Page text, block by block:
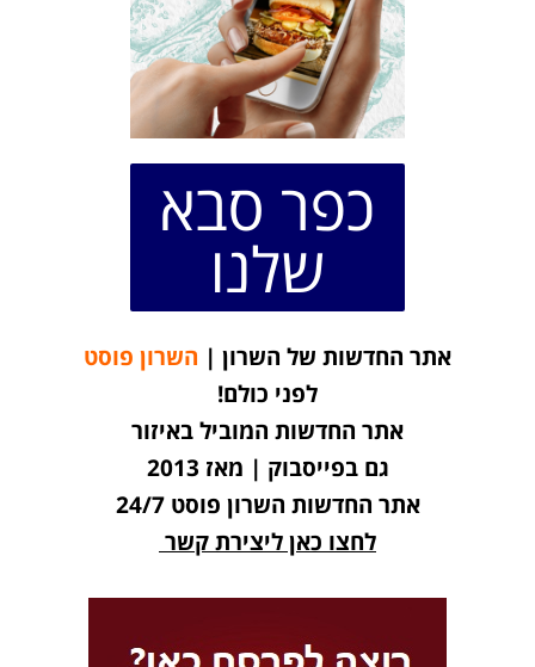
כפר סבא
שלנו
אתר החדשות של השרון | השרון פוסט
לפני כולם!
אתר החדשות המוביל באיזור
גם בפייסבוק | מאז 2013
אתר החדשות השרון פוסט 24/7
לחצו כאן ליצירת קשר